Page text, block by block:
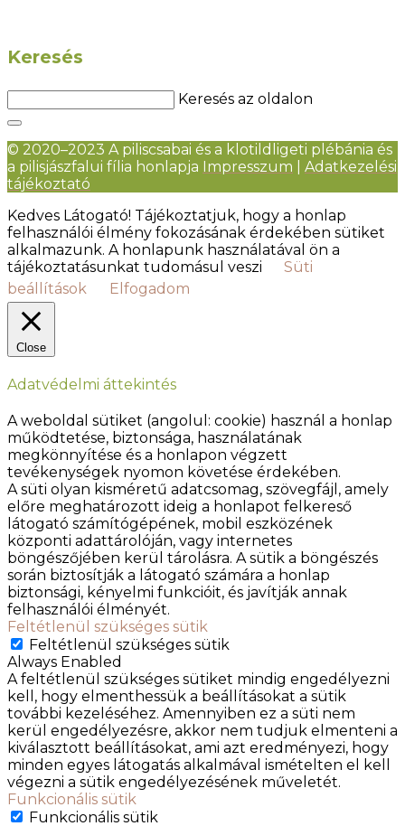
Keresés
Keresés az oldalon
© 2020–2023 A piliscsabai és a klotildligeti plébánia és
a pilisjászfalui fília honlapja Impresszum
Adatkezelési
tájékoztató
Kedves Látogató! Tájékoztatjuk, hogy a honlap
felhasználói élmény fokozásának érdekében sütiket
alkalmazunk. A honlapunk használatával ön a
tájékoztatásunkat tudomásul veszi
Süti
beállítások
Elfogadom
Close
Adatvédelmi áttekintés
A weboldal sütiket (angolul: cookie) használ a honlap
működtetése, biztonsága, használatának
megkönnyítése és a honlapon végzett
tevékenységek nyomon követése érdekében.
A süti olyan kisméretű adatcsomag, szövegfájl, amely
előre meghatározott ideig a honlapot felkereső
látogató számítógépének, mobil eszközének
központi adattárolóján, vagy internetes
böngészőjében kerül tárolásra. A sütik a böngészés
során biztosítják a látogató számára a honlap
biztonsági, kényelmi funkcióit, és javítják annak
felhasználói élményét.
Feltétlenül szükséges sütik
Feltétlenül szükséges sütik
Always Enabled
A feltétlenül szükséges sütiket mindig engedélyezni
kell, hogy elmenthessük a beállításokat a sütik
további kezeléséhez. Amennyiben ez a süti nem
kerül engedélyezésre, akkor nem tudjuk elmenteni a
kiválasztott beállításokat, ami azt eredményezi, hogy
minden egyes látogatás alkalmával ismételten el kell
végezni a sütik engedélyezésének műveletét.
Funkcionális sütik
Funkcionális sütik